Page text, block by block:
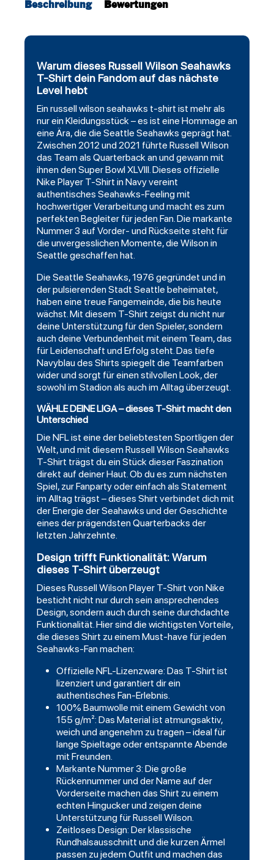
Beschreibung Bewertungen
Warum dieses Russell Wilson Seahawks
T-Shirt dein Fandom auf das nächste
Level hebt
Einrussell wilsonseahawks t-shirt ist mehr als
nur ein Kleidungsstück – es ist eine Hommage an
eine Ära, die die Seattle Seahawks geprägt hat.
Zwischen 2012 und 2021 führte Russell Wilson
das Team als Quarterback an und gewann mit
ihnen den Super Bowl XLVIII. Dieses offizielle
Nike Player T-Shirt in Navy vereint
authentisches Seahawks-Feeling mit
hochwertiger Verarbeitung und macht es zum
perfekten Begleiter für jeden Fan. Die markante
Nummer 3 auf Vorder- und Rückseite steht für
die unvergesslichen Momente, die Wilson in
Seattle geschaffen hat.
Die Seattle Seahawks, 1976 gegründet und in
der pulsierenden Stadt Seattle beheimatet,
haben eine treue Fangemeinde, die bis heute
wächst. Mit diesem T-Shirt zeigst du nicht nur
deine Unterstützung für den Spieler, sondern
auch deine Verbundenheit mit einem Team, das
für Leidenschaft und Erfolg steht. Das tiefe
Navyblau des Shirts spiegelt die Teamfarben
wider und sorgt für einen stilvollen Look, der
sowohl im Stadion als auch im Alltag überzeugt.
WÄHLE DEINE LIGA – dieses T-Shirt macht den
Unterschied
Die NFL ist eine der beliebtesten Sportligen der
Welt, und mit diesemRussell Wilson Seahawks
T-Shirt trägst du ein Stück dieser Faszination
direkt auf deiner Haut. Ob du es zum nächsten
Spiel, zur Fanparty oder einfach als Statement
im Alltag trägst – dieses Shirt verbindet dich mit
der Energie der Seahawks und der Geschichte
eines der prägendsten Quarterbacks der
letzten Jahrzehnte.
Design trifft Funktionalität: Warum
dieses T-Shirt überzeugt
Dieses Russell Wilson Player T-Shirt von Nike
besticht nicht nur durch sein ansprechendes
Design, sondern auch durch seine durchdachte
Funktionalität. Hier sind die wichtigsten Vorteile,
die dieses Shirt zu einem Must-have für jeden
Seahawks-Fan machen:
Offizielle NFL-Lizenzware: Das T-Shirt ist
lizenziert und garantiert dir ein
authentisches Fan-Erlebnis.
100% Baumwolle mit einem Gewicht von
155 g/m²: Das Material ist atmungsaktiv,
weich und angenehm zu tragen – ideal für
lange Spieltage oder entspannte Abende
mit Freunden.
Markante Nummer 3: Die große
Rückennummer und der Name auf der
Vorderseite machen das Shirt zu einem
echten Hingucker und zeigen deine
Unterstützung für Russell Wilson.
Zeitloses Design: Der klassische
Rundhalsausschnitt und die kurzen Ärmel
passen zu jedem Outfit und machen das